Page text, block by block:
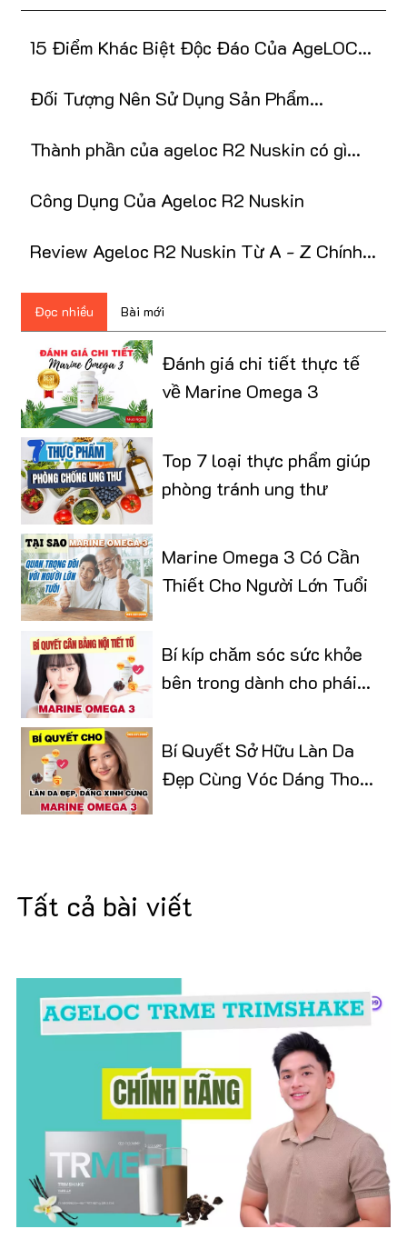
15 Điểm Khác Biệt Độc Đáo Của AgeLOC
Đối Tượng Nên Sử Dụng Sản Phẩm
Thành phần của ageloc R2 Nuskin có gì
Công Dụng Của Ageloc R2 Nuskin
Review Ageloc R2 Nuskin Từ A - Z Chính
Đọc nhiều Bài mới
Đánh giá chi tiết thực tế
về Marine Omega 3
Top 7 loại thực phẩm giúp
phòng tránh ung thư
Marine Omega 3 Có Cần
Thiết Cho Người Lớn Tuổi
Bí kíp chăm sóc sức khỏe
bên trong dành cho phái
Bí Quyết Sở Hữu Làn Da
Đẹp Cùng Vóc Dáng Thon
Tất cả bài viết